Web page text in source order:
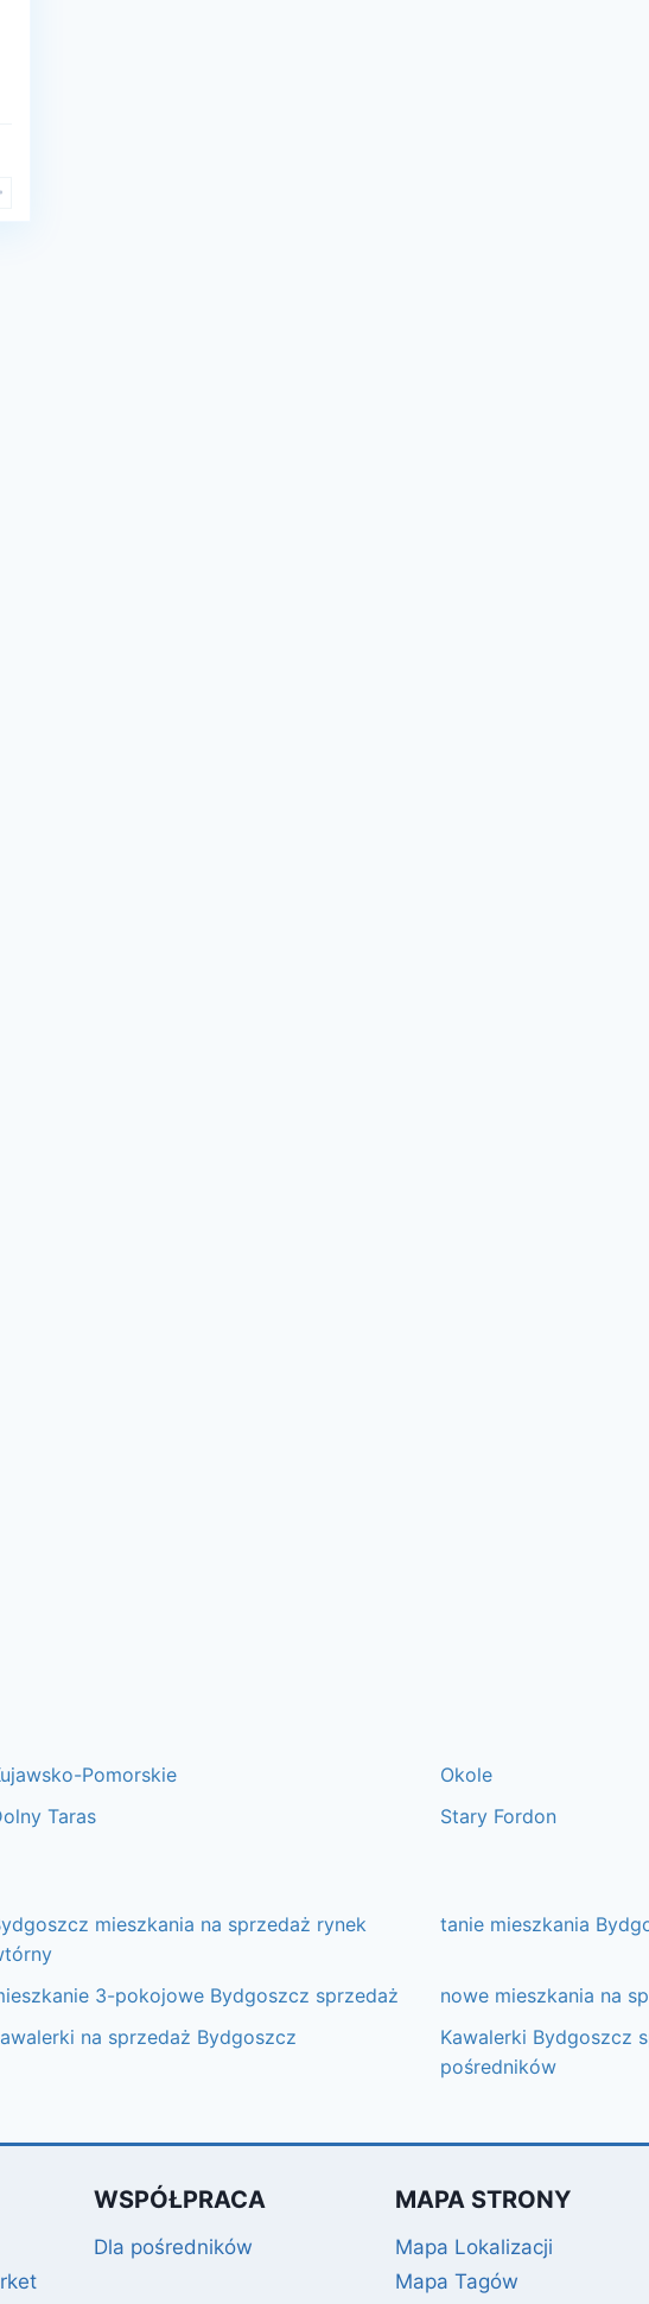
Pomorskie
Okole
Taras Stary Fordon
mieszkania na sprzedaż rynek
tanie mieszkania
3-pokojowe Bydgoszcz sprzedaż
nowe mieszkania na
na sprzedaż Bydgoszcz
Kawalerki Bydgoszcz
pośredników
WSPÓŁPRACA
Dla pośredników
MAPA STRONY
Mapa Lokalizacji
Mapa Tagów